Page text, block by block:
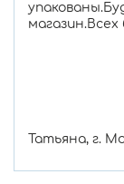
Татьяна, г.